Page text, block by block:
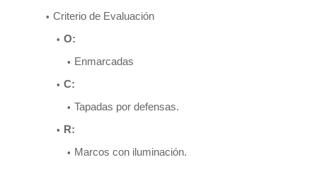
Criterio de Evaluación
O:
Enmarcadas
C:
Tapadas por defensas.
R:
Marcos con iluminación.